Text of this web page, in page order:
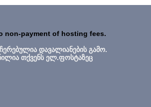
non-payment of hosting fees.
დავალიანების გამო.
თქვენს ელ.ფოსტაზეც